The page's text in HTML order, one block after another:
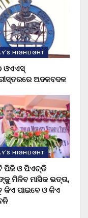
HIGHLIGHT
ଓଏଏସ୍‌
ଅଦଳବଦଳ
HIGHLIGHT
ପିଜି ଓ ପିଏଚ୍‌ଡି
ମିଳିବ ମାସିକ ଭତ୍ତା,
କିଏ ପାଇବେ ଓ କିଏ